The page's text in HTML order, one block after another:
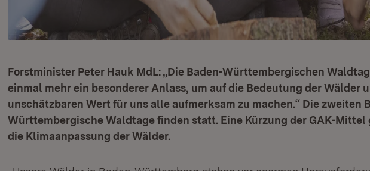
Forstminister Peter Hauk MdL: „Die Baden-Württembergischen
einmal mehr ein besonderer Anlass, um auf die Bedeutung der Wälder
unschätzbaren Wert für uns alle aufmerksam zu machen.“ Die zweiten
Württembergische Waldtage finden statt. Eine Kürzung der GAK-Mittel
die Klimaanpassung der Wälder.